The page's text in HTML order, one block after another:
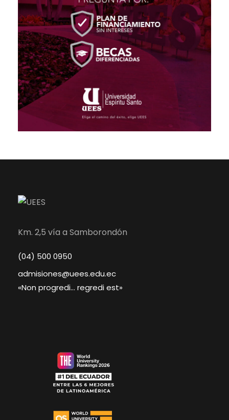
Km. 2,5 vía a Samborondón
(04) 500 0950
admisiones@uees.edu.ec
«Non progredi… regredi est»